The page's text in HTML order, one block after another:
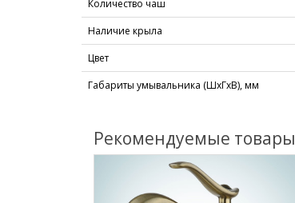
Количество чаш
Наличие крыла
Цвет
Габариты умывальника (ШхГхВ), мм
Рекомендуемые товары